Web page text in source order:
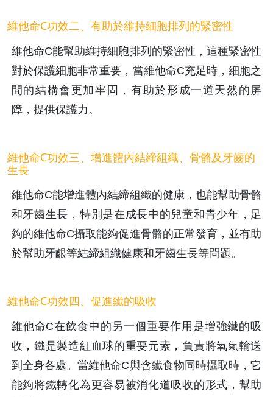
維他命C功效二、有助於維持細胞排列的緊密性
維他命C能幫助維持細胞排列的緊密性，這種緊密性
對於保護細胞非常重要，當維他命C充足時，細胞之
間的結構會更加牢固，有助於形成一道天然的屏
障，提供保護力。
維他命C功效三、增進體內結締組織、骨骼及牙齒的
生長
維他命C能增進體內結締組織的健康，也能幫助骨骼
和牙齒生長，特別是在成長中的兒童和青少年，足
夠的維他命C攝取能夠促進骨骼的正常發育，並有助
於幫助牙齦等結締組織健康和牙齒生長等問題。
維他命C功效四、促進鐵的吸收
維他命C在飲食中的另一個重要作用是增強鐵的吸
收，鐵是製造紅血球的重要元素，負責將氧氣輸送
到全身各處。當維他命C與含鐵食物同時攝取時，它
能夠將鐵轉化為更容易被消化道吸收的形式，幫助